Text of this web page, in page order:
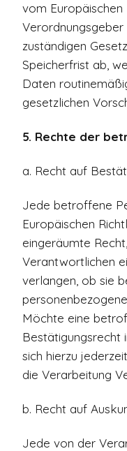
vom Europäischen
zuständigen
Speicherfrist ab,
Daten
gesetzlichen
5. Rechte der
a. Recht auf
Jede betroffene
Europäischen
eingeräumte
Verantwortlichen
verlangen, ob sie
Möchte eine
Bestätigungsrecht
sich hierzu
die Verarbeitung
b. Recht auf
Jede von der